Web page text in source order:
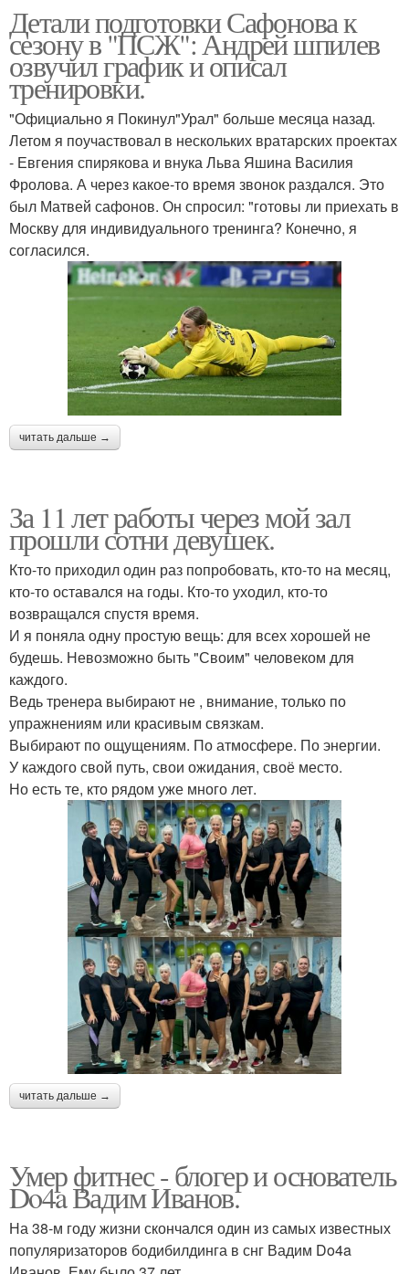
Детали подготовки Сафонова к
сезону в "ПСЖ": Андрей шпилев
озвучил график и описал
тренировки.
"Официально я Покинул"Урал" больше месяца назад.
Летом я поучаствовал в нескольких вратарских проектах
- Евгения спирякова и внука Льва Яшина Василия
Фролова. А через какое-то время звонок раздался. Это
был Матвей сафонов. Он спросил: "готовы ли приехать в
Москву для индивидуального тренинга? Конечно, я
согласился.
читать дальше →
За 11 лет работы через мой зал
прошли сотни девушек.
Кто-то приходил один раз попробовать, кто-то на месяц,
кто-то оставался на годы. Кто-то уходил, кто-то
возвращался спустя время.
И я поняла одну простую вещь: для всех хорошей не
будешь. Невозможно быть "Своим" человеком для
каждого.
Ведь тренера выбирают не , внимание, только по
упражнениям или красивым связкам.
Выбирают по ощущениям. По атмосфере. По энергии.
У каждого свой путь, свои ожидания, своё место.
Но есть те, кто рядом уже много лет.
читать дальше →
Умер фитнес - блогер и основатель
Do4a Вадим Иванов.
На 38-м году жизни скончался один из самых известных
популяризаторов бодибилдинга в снг Вадим Do4a